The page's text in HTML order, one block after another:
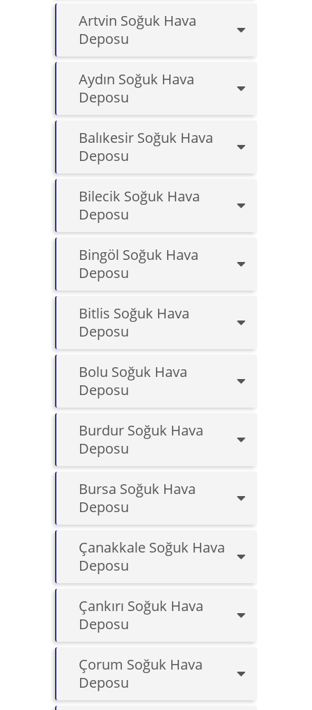
Artvin Soğuk Hava
Deposu
Aydın Soğuk Hava
Deposu
Balıkesir Soğuk Hava
Deposu
Bilecik Soğuk Hava
Deposu
Bingöl Soğuk Hava
Deposu
Bitlis Soğuk Hava
Deposu
Bolu Soğuk Hava
Deposu
Burdur Soğuk Hava
Deposu
Bursa Soğuk Hava
Deposu
Çanakkale Soğuk Hava
Deposu
Çankırı Soğuk Hava
Deposu
Çorum Soğuk Hava
Deposu